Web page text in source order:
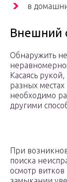
в
Внешний
Обнаружить
Касаясь
разных местах
необходимо
другими
При
поиска
осмотр